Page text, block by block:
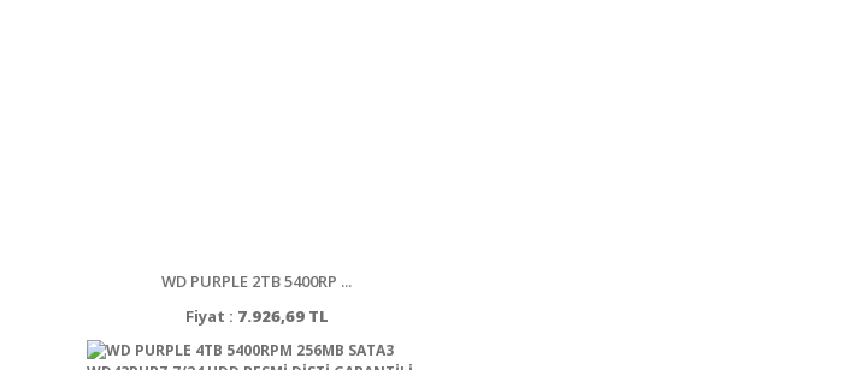
WD PURPLE 2TB 5400RP ...
Fiyat : 7.926,69 TL